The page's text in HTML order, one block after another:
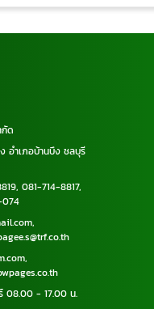
ด
อำเภอบ้านบึง ชลบุรี
, 081-714-8817,
,
,
08.00 - 17.00 น.